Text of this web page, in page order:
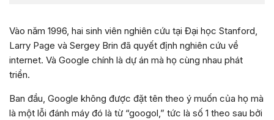
Vào năm 1996, hai sinh viên nghiên cứu tại Đại học Stanford,
Larry Page và Sergey Brin đã quyết định nghiên cứu về
internet. Và Google chính là dự án mà họ cùng nhau phát
triển.
Ban đầu, Google không được đặt tên theo ý muốn của họ mà
là một lỗi đánh máy đó là từ “googol,” tức là số 1 theo sau bởi